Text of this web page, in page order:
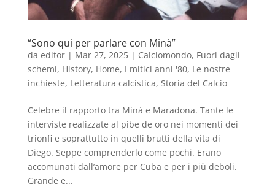
“Sono qui per parlare con Minà”
da editor| Mar 27, 2025| Calciomondo, Fuori dagli
schemi, History, Home, I mitici anni '80, Le nostre
inchieste, Letteratura calcistica, Storia del Calcio
Celebre il rapporto tra Minà e Maradona. Tante le
interviste realizzate al pibe de oro nei momenti dei
trionfi e soprattutto in quelli brutti della vita di
Diego. Seppe comprenderlo come pochi. Erano
accomunati dall’amore per Cuba e per i più deboli.
Grande e...